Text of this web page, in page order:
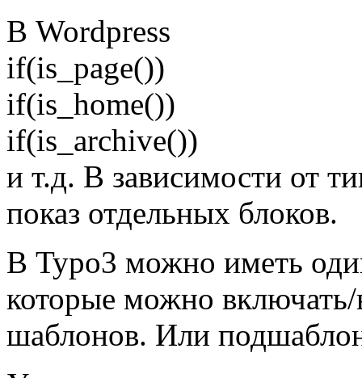
В Wordpress
if(is_page())
if(is_home())
if(is_archive())
и т.д. В зависимости от
показ отдельных блоков.
В Typo3 можно иметь
которые можно
шаблонов. Или